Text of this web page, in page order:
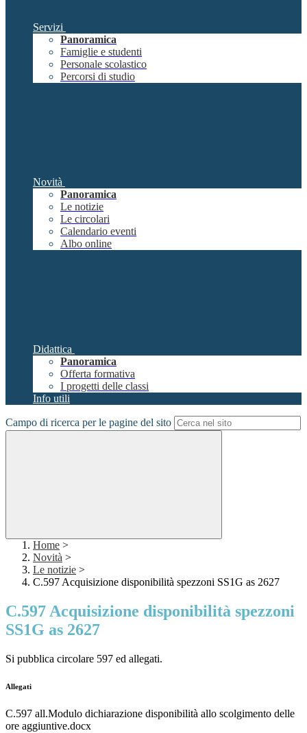
Servizi
Panoramica
Famiglie e studenti
Personale scolastico
Percorsi di studio
Novità
Panoramica
Le notizie
Le circolari
Calendario eventi
Albo online
Didattica
Panoramica
Offerta formativa
I progetti delle classi
Info utili
Campo di ricerca per le pagine del sito
Home >
Novità >
Le notizie >
C.597 Acquisizione disponibilità spezzoni SS1G as 2627
C.597 Acquisizione disponibilità spezzoni
SS1G as 2627
Si pubblica circolare 597 ed allegati.
Allegati
C.597 all.Modulo dichiarazione disponibilità allo scolgimento delle
ore aggiuntive.docx